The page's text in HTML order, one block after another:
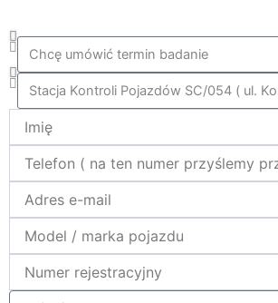
Co_zrobic
ktora_stacja
mail
data